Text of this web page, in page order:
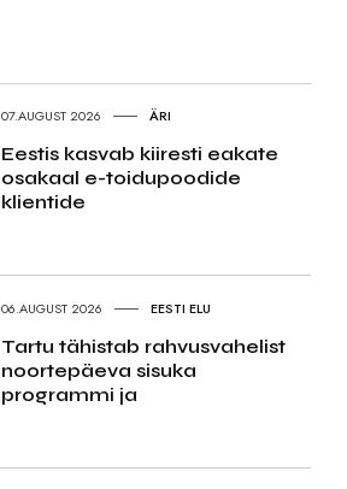
07.AUGUST 2026 ÄRI
Eestis kasvab kiiresti eakate
osakaal e-toidupoodide
klientide
06.AUGUST 2026 EESTI ELU
Tartu tähistab rahvusvahelist
noortepäeva sisuka
programmi ja